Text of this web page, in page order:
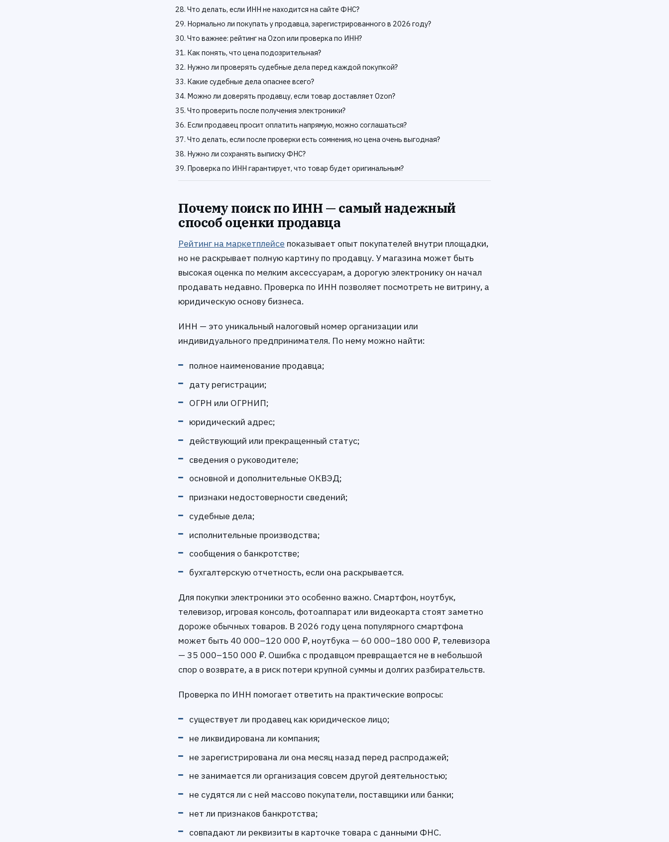
Что делать, если ИНН не находится на сайте ФНС?
Нормально ли покупать у продавца, зарегистрированного в 2026 году?
Что важнее: рейтинг на Ozon или проверка по ИНН?
Как понять, что цена подозрительная?
Нужно ли проверять судебные дела перед каждой покупкой?
Какие судебные дела опаснее всего?
Можно ли доверять продавцу, если товар доставляет Ozon?
Что проверить после получения электроники?
Если продавец просит оплатить напрямую, можно соглашаться?
Что делать, если после проверки есть сомнения, но цена очень выгодная?
Нужно ли сохранять выписку ФНС?
Проверка по ИНН гарантирует, что товар будет оригинальным?
Почему поиск по ИНН — самый надежный
способ оценки продавца
Рейтинг на маркетплейсе показывает опыт покупателей внутри площадки,
но не раскрывает полную картину по продавцу. У магазина может быть
высокая оценка по мелким аксессуарам, а дорогую электронику он начал
продавать недавно. Проверка по ИНН позволяет посмотреть не витрину, а
юридическую основу бизнеса.
ИНН — это уникальный налоговый номер организации или
индивидуального предпринимателя. По нему можно найти:
полное наименование продавца;
дату регистрации;
ОГРН или ОГРНИП;
юридический адрес;
действующий или прекращенный статус;
сведения о руководителе;
основной и дополнительные ОКВЭД;
признаки недостоверности сведений;
судебные дела;
исполнительные производства;
сообщения о банкротстве;
бухгалтерскую отчетность, если она раскрывается.
Для покупки электроники это особенно важно. Смартфон, ноутбук,
телевизор, игровая консоль, фотоаппарат или видеокарта стоят заметно
дороже обычных товаров. В 2026 году цена популярного смартфона
может быть 40 000–120 000 ₽, ноутбука — 60 000–180 000 ₽, телевизора
— 35 000–150 000 ₽. Ошибка с продавцом превращается не в небольшой
спор о возврате, а в риск потери крупной суммы и долгих разбирательств.
Проверка по ИНН помогает ответить на практические вопросы:
существует ли продавец как юридическое лицо;
не ликвидирована ли компания;
не зарегистрирована ли она месяц назад перед распродажей;
не занимается ли организация совсем другой деятельностью;
не судятся ли с ней массово покупатели, поставщики или банки;
нет ли признаков банкротства;
совпадают ли реквизиты в карточке товара с данными ФНС.